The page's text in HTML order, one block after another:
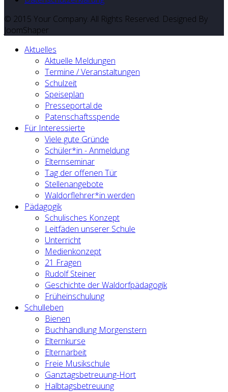
© 2015 Your Company. All Rights Reserved. Designed By
JoomShaper
Aktuelles
Aktuelle Meldungen
Termine / Veranstaltungen
Schulzeit
Speiseplan
Presseportal.de
Patenschaftsspende
Für Interessierte
Viele gute Gründe
Schüler*in - Anmeldung
Elternseminar
Tag der offenen Tür
Stellenangebote
Waldorflehrer*in werden
Pädagogik
Schulisches Konzept
Leitfäden unserer Schule
Unterricht
Medienkonzept
21 Fragen
Rudolf Steiner
Geschichte der Waldorfpädagogik
Früheinschulung
Schulleben
Bienen
Buchhandlung Morgenstern
Elternkurse
Elternarbeit
Freie Musikschule
Ganztagsbetreuung-Hort
Halbtagsbetreuung